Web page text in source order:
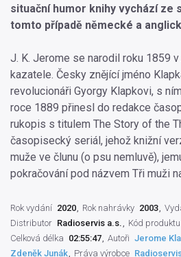
situační humor knihy vychází ze
tomto případě německé a
J. K. Jerome se narodil roku 1859
kazatele. Česky znějící jméno
revolucionáři Gyorgy Klapkovi, s
roce 1889 přinesl do redakce
rukopis s titulem The Story of the
časopisecký seriál, jehož knižní
muže ve člunu (o psu nemluvě),
pokračování pod názvem Tři muži
Rok vydání 2020 Rok nahrávky 2003
Distributor Radioservis a.s. Kód produktu
Celková délka 02:55:47 Autoři Jerome
Zdeněk Junák
Práva výrobce